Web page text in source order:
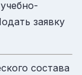
заявку
состава